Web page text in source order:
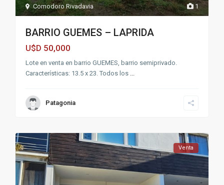
1
Comodoro Rivadavia
BARRIO GUEMES – LAPRIDA
U$D 50,000
Lote en venta en barrio GUEMES, barrio semiprivado.
Características: 13.5 x 23. Todos los ...
Patagonia
Venta